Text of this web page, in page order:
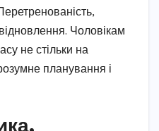
Чоловікам
не стільки на
планування і